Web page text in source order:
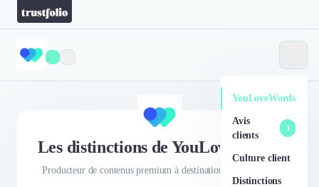
YouLoveWords
Avis
clients
3
Culture client
Distinctions
Les distinctions de YouLoveWords
Producteur de contenus premium à destination des marques.